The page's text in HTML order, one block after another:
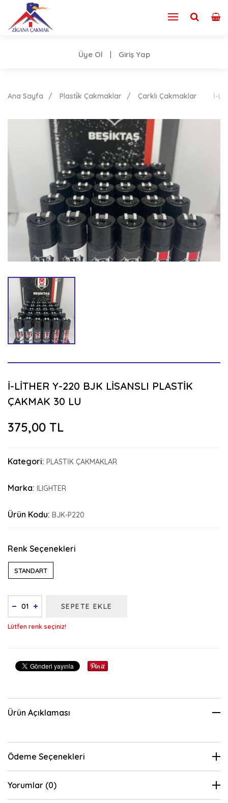
Üye Ol Giriş Yap
Ana Sayfa Plasti̇k Çakmaklar Çarklı Çakmaklar İ-
İ-LİTHER Y-220 BJK LİSANSLI PLASTİK
ÇAKMAK 30 LU
375,00 TL
Kategori: PLASTİK ÇAKMAKLAR
Marka: ILIGHTER
Ürün Kodu: BJK-P220
Renk Seçenekleri
STANDART
SEPETE EKLE
Lütfen renk seçiniz!
Ürün Açıklaması
Ödeme Seçenekleri
Yorumlar (0)